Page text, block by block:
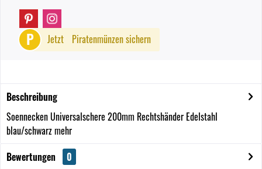
P Jetzt Piratenmünzen sichern
Beschreibung
Soennecken Universalschere 200mm Rechtshänder Edelstahl
blau/schwarzmehr
Bewertungen
0